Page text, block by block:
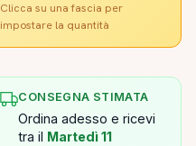
Clicca su una fascia per
impostare la quantità
CONSEGNA STIMATA
Ordina adesso e ricevi
tra il Martedì 11